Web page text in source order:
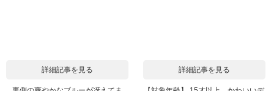
詳細記事を見る 詳細記事を見る